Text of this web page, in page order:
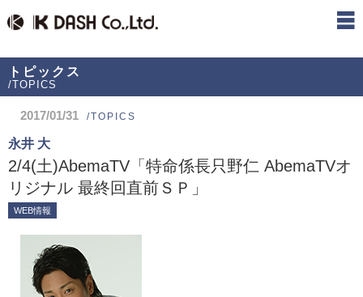
トピックス
/TOPICS
2017/01/31 /TOPICS
永井 大
2/4(土)AbemaTV「特命係長只野仁 AbemaTVオ
リジナル 最終回直前ＳＰ」
WEB情報